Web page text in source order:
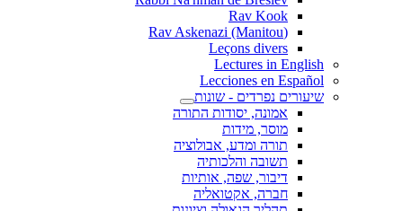
Rav Kook
(Rav Askenazi (Manitou
Leçons divers
Lectures in English
Lecciones en Español
שיעורים נפרדים - שונות
אמונה, יסודות התורה
מוסר, מידות
תורה ומדע, אבולוציה
תשובה והלכותיה
דיבור, שפה, אותיות
חברה, אקטואליה